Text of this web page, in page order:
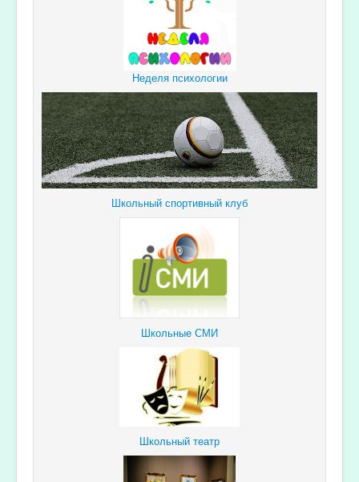
Неделя психологии
Школьный спортивный клуб
Школьные СМИ
Школьный театр